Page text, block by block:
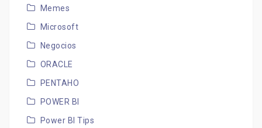
Memes
Microsoft
Negocios
ORACLE
PENTAHO
POWER BI
Power BI Tips